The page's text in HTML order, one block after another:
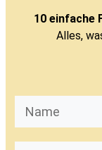
10 einfache
Alles,